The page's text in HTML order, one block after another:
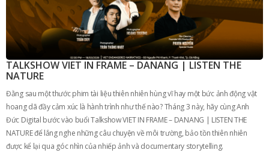
TALKSHOW VIET IN FRAME – DANANG | LISTEN THE
NATURE
Đằng sau một thước phim tài liệu thiên nhiên hùng vĩ hay một bức ảnh động vật
hoang dã đầy cảm xúc là hành trình như thế nào? Tháng 3 này, hãy cùng Anh
Đức Digital bước vào buổi Talkshow VIET IN FRAME – DANANG | LISTEN THE
NATURE để lắng nghe những câu chuyện về môi trường, bảo tồn thiên nhiên
được kể lại qua góc nhìn của nhiếp ảnh và documentary storytelling.